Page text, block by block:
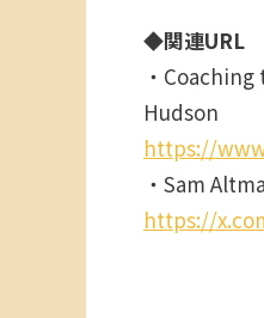
◆関連URL
・
Hudson
https://
・Sam
https://